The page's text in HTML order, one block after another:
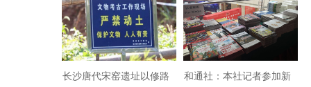
（三）
长沙唐代宋窑遗址以修路 和通社：本社记者参加新